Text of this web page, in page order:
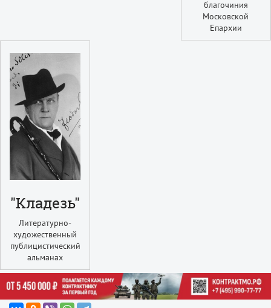
благочиния
Московской
Епархии
"Кладезь"
Литературно-
художественный
публицистический
альманах